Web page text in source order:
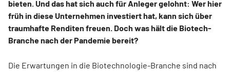
bieten. Und das hat sich auch für Anleger gelohnt: Wer hier
früh in diese Unternehmen investiert hat, kann sich über
traumhafte Renditen freuen. Doch was hält die Biotech-
Branche nach der Pandemie bereit?
Die Erwartungen in die Biotechnologie-Branche sind nach